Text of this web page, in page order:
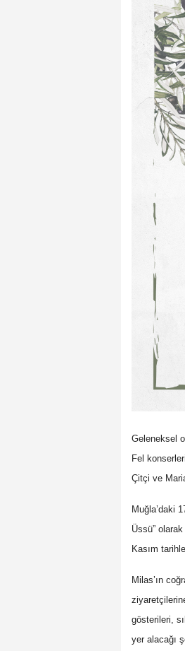
Geleneksel
Fel
Çitçi ve
Muğla’daki
Üssü”
Kasım
Milas’ın
gösterileri,
yer alacağı